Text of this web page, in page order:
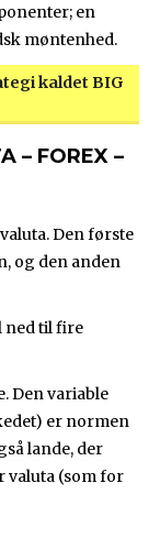
en
møntenhed.
kaldet BIG
– FOREX –
Den første
og den anden
ned til fire
Den variable
er normen
lande, der
valuta (som for